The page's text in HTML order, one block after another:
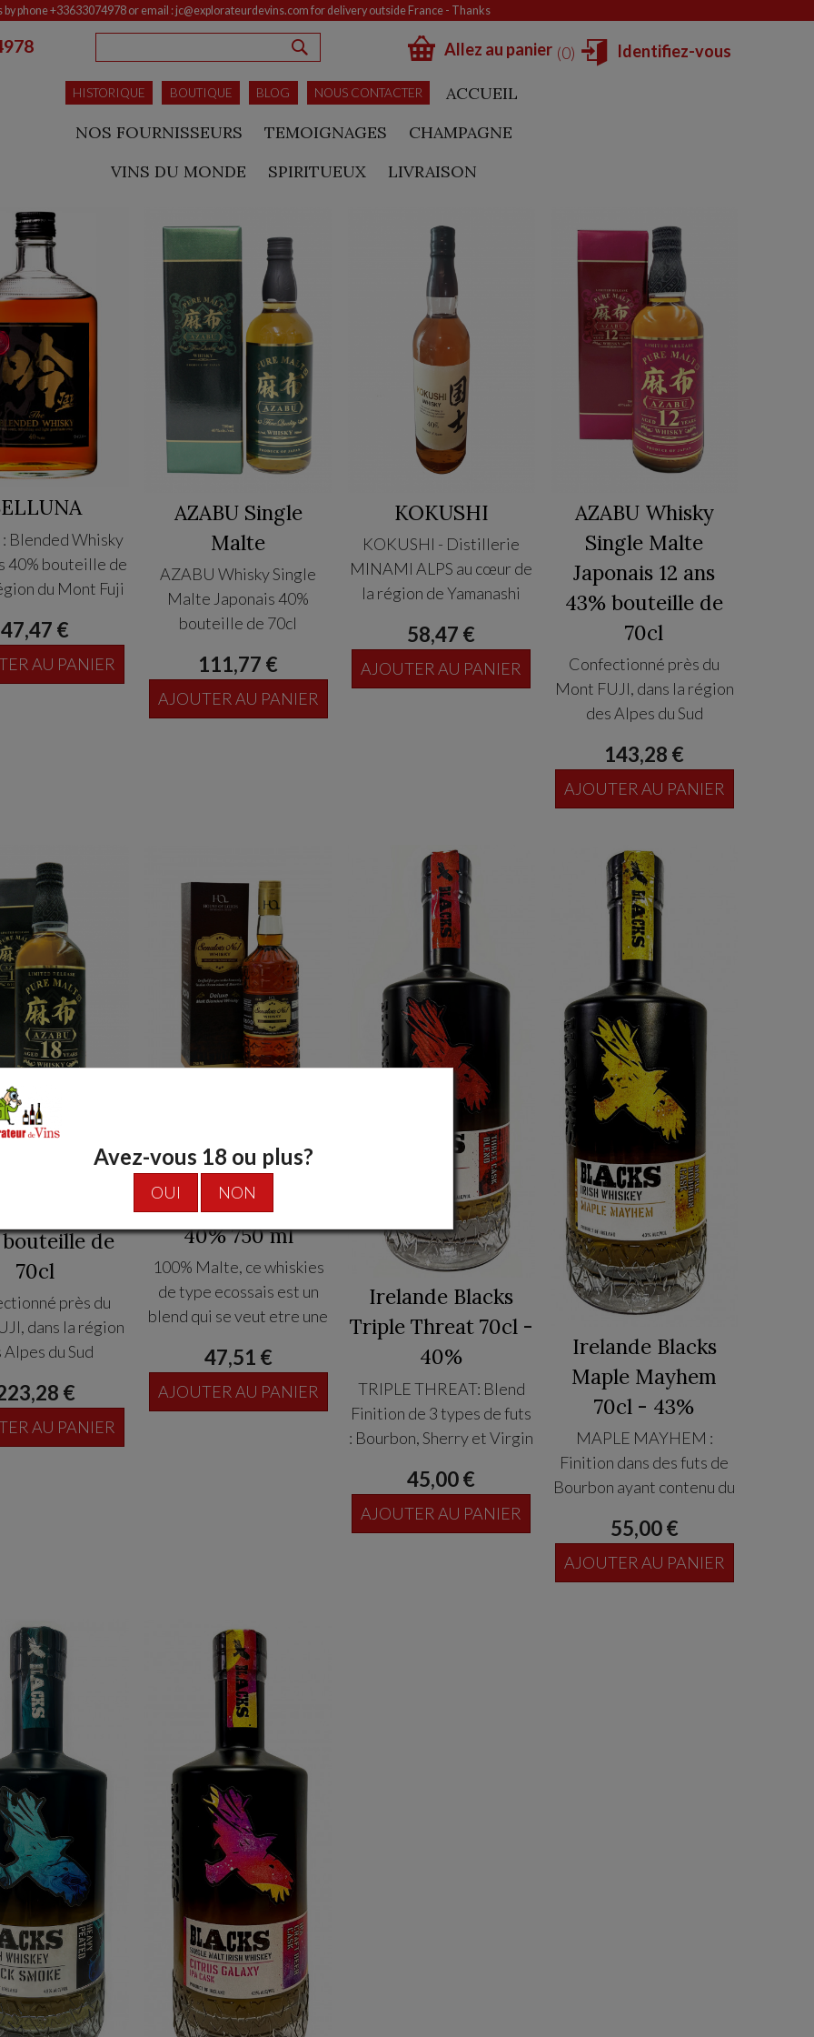
by phone +33633074978 or email : jc@explorateurdevins.com for delivery outside France - Thanks
HISTORIQUE BOUTIQUE BLOG NOUS CONTACTER
ACCUEIL
NOS FOURNISSEURS
TEMOIGNAGES
CHAMPAGNE
VINS DU MONDE
SPIRITUEUX LIVRAISON
RECHERCHE 0
Allez au panier Identifiez-vous
Blended Whisky
40% bouteille de
du Mont Fuji
47,47 €
AU PANIER
AZABU Single
Malte
AZABU Whisky Single
Malte Japonais 40%
bouteille de 70cl
111,77 €
AJOUTER AU PANIER
KOKUSHI
KOKUSHI - Distillerie
MINAMI ALPS au cœur de
la région de Yamanashi
58,47 €
AJOUTER AU PANIER
AZABU Whisky
Single Malte
Japonais 12 ans
43% bouteille de
70cl
Confectionné près du
Mont FUJI, dans la région
des Alpes du Sud
la limpidité et la qualité de
ces eaux, ce Whisky est un
single malts vieillis en fûts
de source souterraine du
Mont YORO est utilisé.
143,28 €
AJOUTER AU PANIER
Whisky
de
70cl
près du
dans la région
Alpes du Sud
et la qualité de
ce Whisky est un
vieillis en fûts
€
AU PANIER
Senator's N°1
Deluxe Malt
Blended Whisky
40% 750 ml
100% Malte, ce whiskies
de type ecossais est un
blend qui se veut etre une
Senator Anglais qui
etaient sur l Ile Maurice
jusqu en 1968. Une
47,51 €
AJOUTER AU PANIER
Irelande Blacks
Triple Threat 70cl -
40%
TRIPLE THREAT: Blend
Finition de 3 types de futs
: Bourbon, Sherry et Virgin
Au nez, complexité de fruit
d été, et épices - en
bouche des épices, puis
45,00 €
AJOUTER AU PANIER
Irelande Blacks
Maple Mayhem
70cl - 43%
MAPLE MAYHEM :
Finition dans des futs de
Bourbon ayant contenu du
du Vermont et incroyable
sirop d Erable)
Au nez, sucre brun, fumé,
55,00 €
AJOUTER AU PANIER
Avez-vous 18 ou plus?
OUI NON